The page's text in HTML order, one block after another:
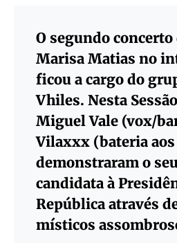
O segundo concerto
Marisa Matias no
ficou a cargo do
Vhiles. Nesta
Miguel Vale (vox/
Vilaxxx (bateria aos
demonstraram o
candidata à
República através
místicos